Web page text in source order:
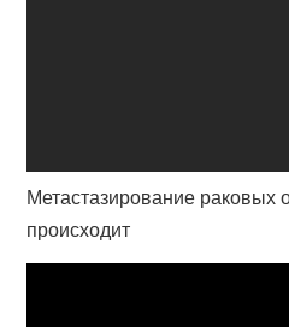
Метастазирование раковых
происходит